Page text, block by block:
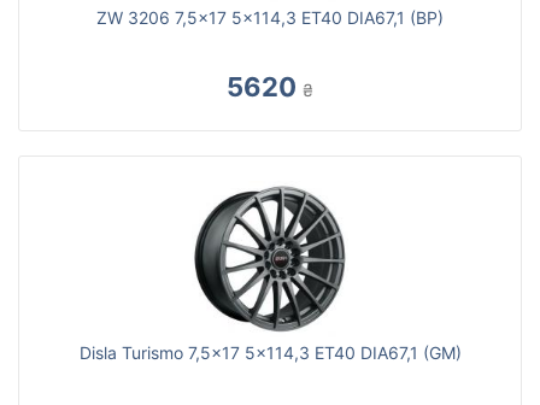
ZW 3206 7,5x17 5x114,3 ET40 DIA67,1 (BP)
5620 ₴
Disla Turismo 7,5x17 5x114,3 ET40 DIA67,1 (GM)